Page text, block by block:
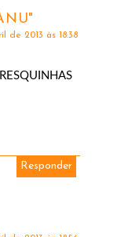
de 2013 às 18:38
Responder